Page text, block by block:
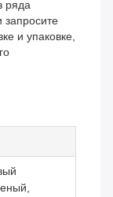
ряда
и упаковке,